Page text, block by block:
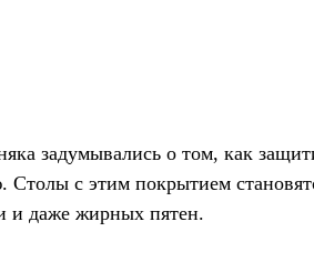
задумывались о том, как
с этим покрытием
и даже жирных пятен.